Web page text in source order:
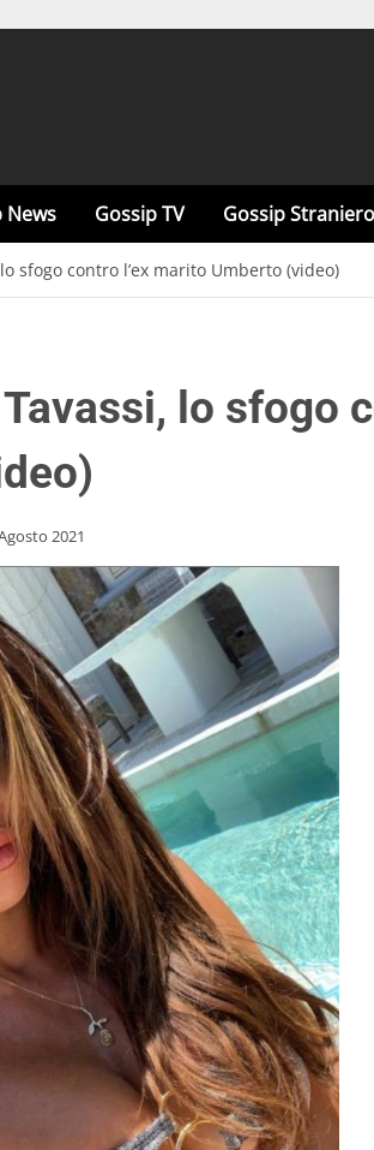
News Gossip TV Gossip Straniero
sfogo contro l’ex marito Umberto (video)
lo sfogo
2021